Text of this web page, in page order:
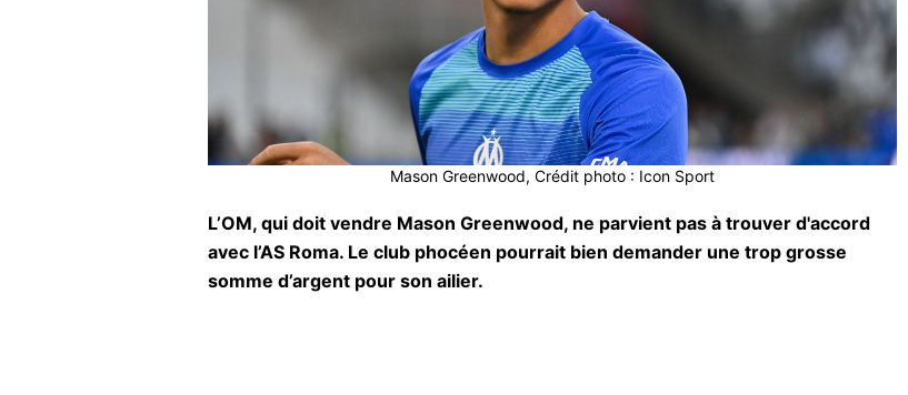
Mason Greenwood, Crédit photo : Icon Sport
L’OM, qui doit vendre Mason Greenwood, ne parvient pas à trouver d'accord
avec l’AS Roma. Le club phocéen pourrait bien demander une trop grosse
somme d’argent pour son ailier.